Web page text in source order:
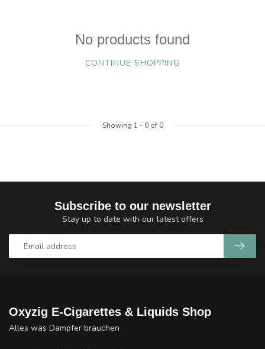
No products found
CONTINUE SHOPPING
Showing 1 - 0of 0
Subscribe to our newsletter
Stay up to date with our latest offers
Oxyzig E-Cigarettes & Liquids Shop
Alles was Dampfer brauchen